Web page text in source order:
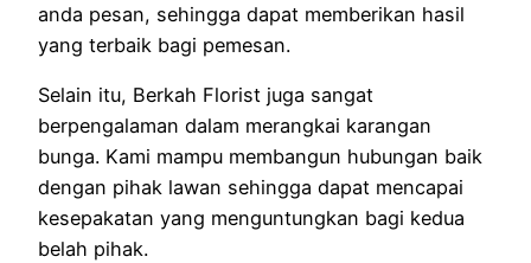
anda pesan, sehingga dapat memberikan hasil
yang terbaik bagi pemesan.
Selain itu, Berkah Florist juga sangat
berpengalaman dalam merangkai karangan
bunga. Kami mampu membangun hubungan baik
dengan pihak lawan sehingga dapat mencapai
kesepakatan yang menguntungkan bagi kedua
belah pihak.